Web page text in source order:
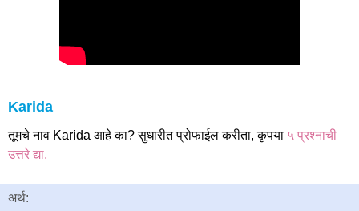
Karida
तूमचे नाव Karida आहे का? सुधारीत प्रोफाईल करीता, कृपया ५ प्रश्नाची
उत्तरे द्या.
अर्थ: